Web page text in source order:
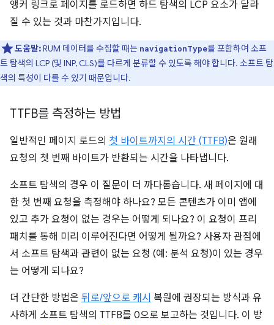
앵커 링크로 페이지를 로드하면 하드 탐색의 LCP 요소가 달라
질 수 있는 것과 마찬가지입니다.
도움말:RUM 데이터를 수집할 때는 navigationType를 포함하여 소프
트 탐색의 LCP (및 INP, CLS)를 다르게 분류할 수 있도록 해야 합니다. 소프트 탐
색의 특성이 다를 수 있기 때문입니다.
TTFB를 측정하는 방법
일반적인 페이지 로드의 첫 바이트까지의 시간 (TTFB)은 원래
요청의 첫 번째 바이트가 반환되는 시간을 나타냅니다.
소프트 탐색의 경우 이 질문이 더 까다롭습니다. 새 페이지에 대
한 첫 번째 요청을 측정해야 하나요? 모든 콘텐츠가 이미 앱에
있고 추가 요청이 없는 경우는 어떻게 되나요? 이 요청이 프리
패치를 통해 미리 이루어진다면 어떻게 될까요? 사용자 관점에
서 소프트 탐색과 관련이 없는 요청 (예: 분석 요청)이 있는 경우
는 어떻게 되나요?
더 간단한 방법은 뒤로/앞으로 캐시 복원에 권장되는 방식과 유
사하게 소프트 탐색의 TTFB를 0으로 보고하는 것입니다. 이 방